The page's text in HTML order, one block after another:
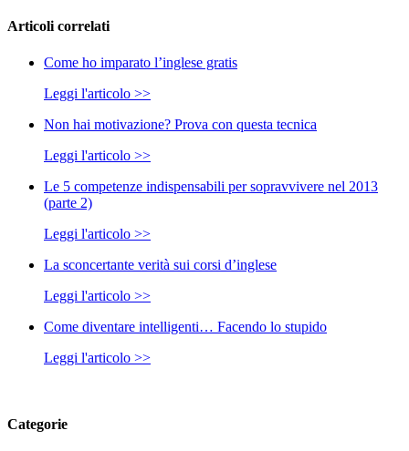
Articoli correlati
Come ho imparato l’inglese gratis
Leggi l'articolo >>
Non hai motivazione? Prova con questa tecnica
Leggi l'articolo >>
Le 5 competenze indispensabili per sopravvivere nel 2013
(parte 2)
Leggi l'articolo >>
La sconcertante verità sui corsi d’inglese
Leggi l'articolo >>
Come diventare intelligenti… Facendo lo stupido
Leggi l'articolo >>
Categorie